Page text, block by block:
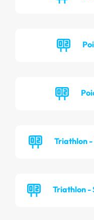
Triathlon -
Triathlon -